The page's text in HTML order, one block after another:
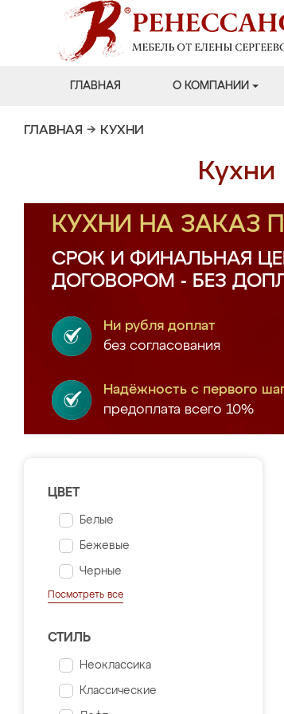
ГЛАВНАЯ О КОМПАНИИ
ГЛАВНАЯ → КУХНИ
КУХНИ НА ЗАКАЗ
СРОК И ФИНАЛЬНАЯ
ДОГОВОРОМ - БЕЗ
Ни рубля доплат
без согласования
Надёжность с первого
предоплата всего 10%
ЦВЕТ
Белые
Бежевые
Черные
Посмотреть все
СТИЛЬ
Неоклассика
Классические